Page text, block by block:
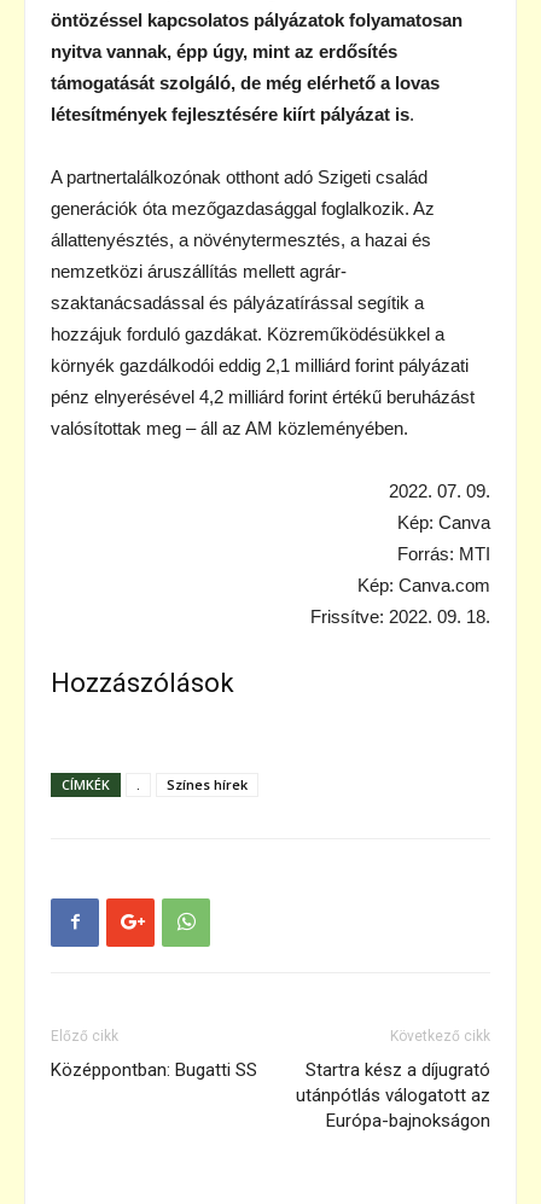
öntözéssel kapcsolatos pályázatok folyamatosan
nyitva vannak, épp úgy, mint az erdősítés
támogatását szolgáló, de még elérhető a lovas
létesítmények fejlesztésére kiírt pályázat is.
A partnertalálkozónak otthont adó Szigeti család
generációk óta mezőgazdasággal foglalkozik. Az
állattenyésztés, a növénytermesztés, a hazai és
nemzetközi áruszállítás mellett agrár-
szaktanácsadással és pályázatírással segítik a
hozzájuk forduló gazdákat. Közreműködésükkel a
környék gazdálkodói eddig 2,1 milliárd forint pályázati
pénz elnyerésével 4,2 milliárd forint értékű beruházást
valósítottak meg – áll az AM közleményében.
2022. 07. 09.
Kép: Canva
Forrás: MTI
Kép: Canva.com
Frissítve: 2022. 09. 18.
Hozzászólások
CÍMKÉK Színes hírek
Előző cikk
Középpontban: Bugatti SS
Következő cikk
Startra kész a díjugrató
utánpótlás válogatott az
Európa-bajnokságon